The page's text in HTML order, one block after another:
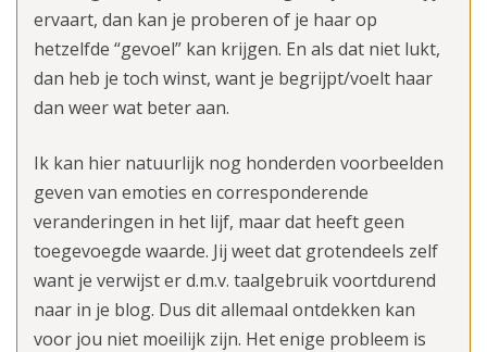
ervaart, dan kan je proberen of je haar op
hetzelfde “gevoel” kan krijgen. En als dat niet lukt,
dan heb je toch winst, want je begrijpt/voelt haar
dan weer wat beter aan.
Ik kan hier natuurlijk nog honderden voorbeelden
geven van emoties en corresponderende
veranderingen in het lijf, maar dat heeft geen
toegevoegde waarde. Jij weet dat grotendeels zelf
want je verwijst er d.m.v. taalgebruik voortdurend
naar in je blog. Dus dit allemaal ontdekken kan
voor jou niet moeilijk zijn. Het enige probleem is